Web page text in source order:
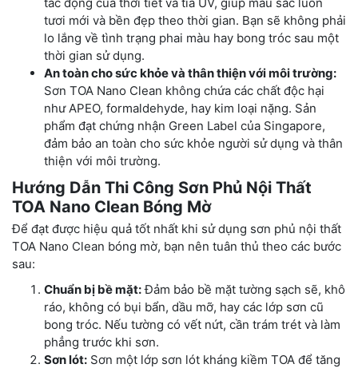
tươi mới và bền đẹp theo thời gian. Bạn sẽ không phải
lo lắng về tình trạng phai màu hay bong tróc sau một
thời gian sử dụng.
An toàn cho sức khỏe và thân thiện với môi trường:
Sơn TOA Nano Clean không chứa các chất độc hại
như APEO, formaldehyde, hay kim loại nặng. Sản
phẩm đạt chứng nhận Green Label của Singapore,
đảm bảo an toàn cho sức khỏe người sử dụng và thân
thiện với môi trường.
Hướng Dẫn Thi Công Sơn Phủ Nội Thất
TOA Nano Clean Bóng Mờ
Để đạt được hiệu quả tốt nhất khi sử dụng sơn phủ nội thất
TOA Nano Clean bóng mờ, bạn nên tuân thủ theo các bước
sau:
Chuẩn bị bề mặt:Đảm bảo bề mặt tường sạch sẽ, khô
ráo, không có bụi bẩn, dầu mỡ, hay các lớp sơn cũ
bong tróc. Nếu tường có vết nứt, cần trám trét và làm
phẳng trước khi sơn.
Sơn lót: Sơn một lớp sơn lót kháng kiềm TOA để tăng